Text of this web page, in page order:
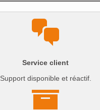
Service client
Support disponible et réactif.